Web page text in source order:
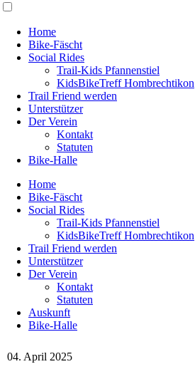
Home
Bike-Fäscht
Social Rides
Trail-Kids Pfannenstiel
KidsBikeTreff Hombrechtikon
Trail Friend werden
Unterstützer
Der Verein
Kontakt
Statuten
Bike-Halle
Home
Bike-Fäscht
Social Rides
Trail-Kids Pfannenstiel
KidsBikeTreff Hombrechtikon
Trail Friend werden
Unterstützer
Der Verein
Kontakt
Statuten
Auskunft
Bike-Halle
04. April 2025